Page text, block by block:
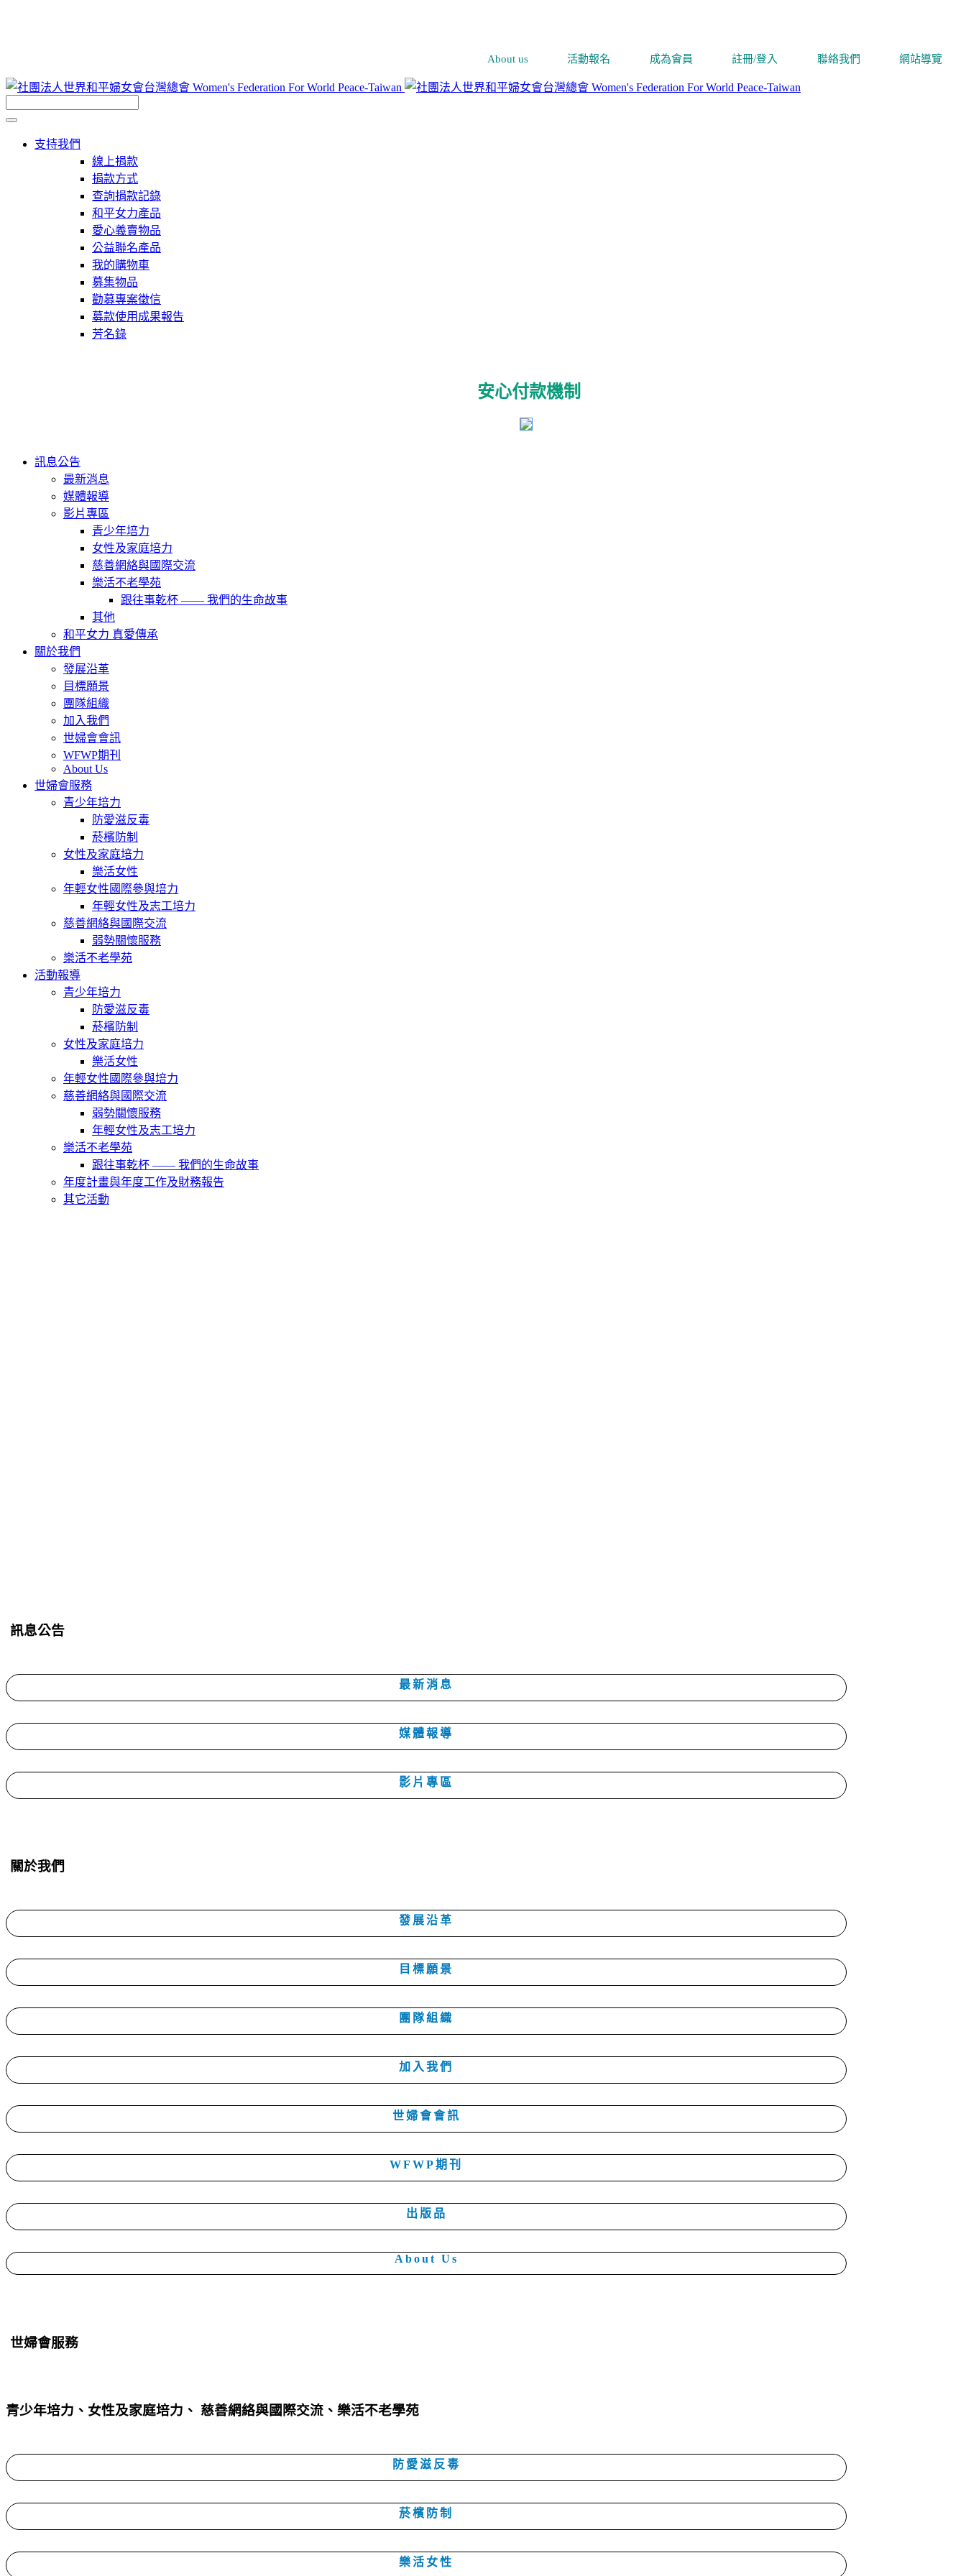
About us 活動報名 成為會員 註冊/登入 聯絡我們 網站導覽
支持我們
線上捐款
捐款方式
查詢捐款記錄
和平女力產品
愛心義賣物品
公益聯名產品
我的購物車
募集物品
勸募專案徵信
募款使用成果報告
芳名錄
安心付款機制
訊息公告
最新消息
媒體報導
影片專區
青少年培力
女性及家庭培力
慈善網絡與國際交流
樂活不老學苑
跟往事乾杯 —— 我們的生命故事
其他
和平女力 真愛傳承
關於我們
發展沿革
目標願景
團隊組織
加入我們
世婦會會訊
WFWP期刊
About Us
世婦會服務
青少年培力
防愛滋反毒
菸檳防制
女性及家庭培力
樂活女性
年輕女性國際參與培力
年輕女性及志工培力
慈善網絡與國際交流
弱勢關懷服務
樂活不老學苑
活動報導
青少年培力
防愛滋反毒
菸檳防制
女性及家庭培力
樂活女性
年輕女性國際參與培力
慈善網絡與國際交流
弱勢關懷服務
年輕女性及志工培力
樂活不老學苑
跟往事乾杯 —— 我們的生命故事
年度計畫與年度工作及財務報告
其它活動
訊息公告
最新消息
媒體報導
影片專區
關於我們
發展沿革
目標願景
團隊組織
加入我們
世婦會會訊
WFWP期刊
出版品
About Us
世婦會服務
青少年培力、女性及家庭培力、 慈善網絡與國際交流、樂活不老學苑
防愛滋反毒
菸檳防制
樂活女性